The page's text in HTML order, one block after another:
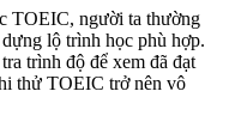
TOEIC, người ta thường
lộ trình học phù hợp.
trình độ để xem đã đạt
thử TOEIC trở nên vô